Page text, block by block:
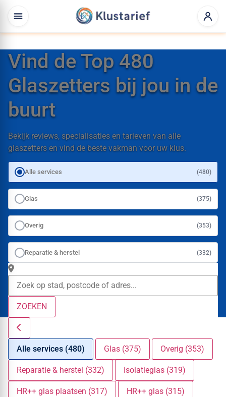
Vind de Top 480
Glaszetters bij jou in de
buurt
Bekijk reviews, specialisaties en tarieven van alle
glaszetters en vind de beste vakman voor uw klus.
Alle services (480)
Glas (375)
Overig (353)
Reparatie & herstel (332)
ZOEKEN
Alle services (480) Glas (375) Overig (353)
Reparatie & herstel (332) Isolatieglas (319)
HR++ glas plaatsen (317) HR++ glas (315)